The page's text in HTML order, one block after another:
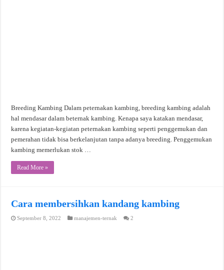
Breeding Kambing Dalam peternakan kambing, breeding kambing adalah
hal mendasar dalam beternak kambing. Kenapa saya katakan mendasar,
karena kegiatan-kegiatan peternakan kambing seperti penggemukan dan
pemerahan tidak bisa berkelanjutan tanpa adanya breeding. Penggemukan
kambing memerlukan stok …
Read More »
Cara membersihkan kandang kambing
September 8, 2022 manajemen-ternak 2